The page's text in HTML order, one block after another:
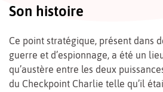
Son histoire
Ce point stratégique, présent dans
guerre et d’espionnage, a été un
qu’austère entre les deux
du Checkpoint Charlie telle qu’il